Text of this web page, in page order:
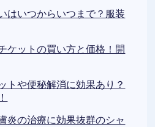
はいつからいつまで？服装
ケットの買い方と価格！開
トや便秘解消に効果あり？
炎の治療に効果抜群のシャ